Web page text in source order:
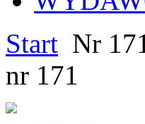
Start Nr
nr 171